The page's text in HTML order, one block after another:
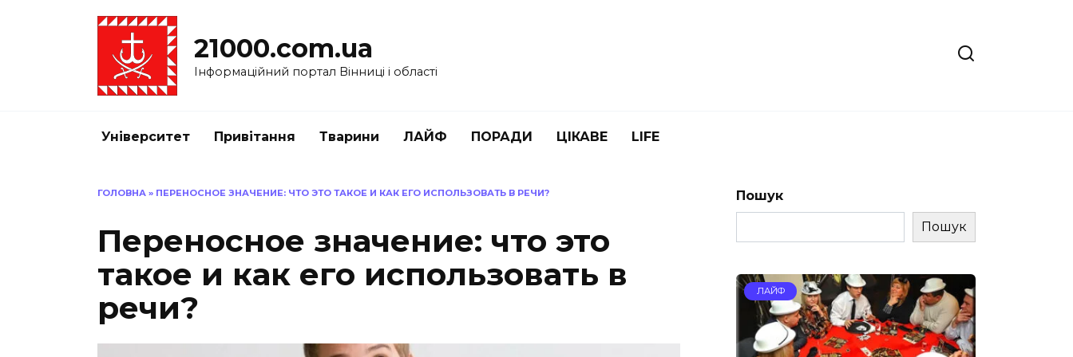
21000.com.ua
Інформаційний портал Вінниці і області
Університет Привітання Тварини ЛАЙФ ПОРАДИ ЦІКАВЕ LIFE
ГОЛОВНА » ПЕРЕНОСНОЕ ЗНАЧЕНИЕ: ЧТО ЭТО ТАКОЕ И КАК ЕГО ИСПОЛЬЗОВАТЬ В РЕЧИ?
Переносное значение: что это
такое и как его использовать в
речи?
Пошук
Пошук
ЛАЙФ